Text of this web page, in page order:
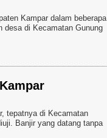
Kampar dalam beberapa
desa di Kecamatan Gunung
tepatnya di Kecamatan
Banjir yang datang tanpa